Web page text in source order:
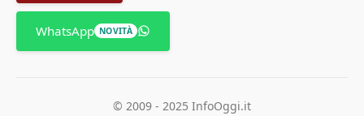
WhatsApp NOVITÀ
© 2009 - 2025 InfoOggi.it